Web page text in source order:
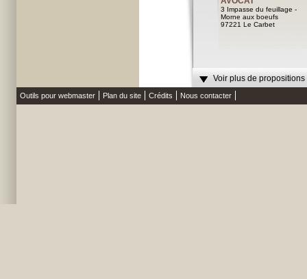
3 Impasse du feuillage -
Morne aux boeufs
97221 Le Carbet
Voir plus de
Outils pour webmaster Plan du site Crédits Nous contacter